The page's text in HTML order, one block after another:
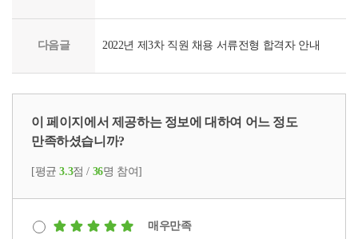
다음글 2022년 제3차 직원 채용 서류전형 합격자 안내
이 페이지에서 제공하는 정보에 대하여 어느 정도
만족하셨습니까?
[평균3.3점 / 36명 참여]
매우만족